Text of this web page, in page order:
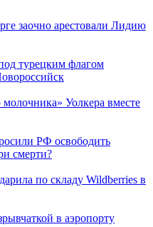
заочно арестовали Лидию
турецким флагом
молочника» Уолкера вместе
РФ освободить
смерти?
по складу Wildberries в
в аэропорту